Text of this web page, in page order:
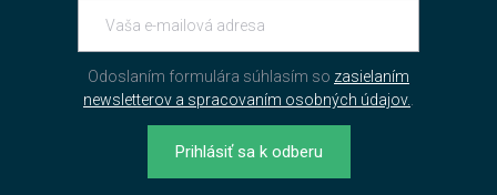
Odoslaním formulára súhlasím so zasielaním
newsletterov a spracovaním osobných údajov.
Prihlásiť sa k odberu